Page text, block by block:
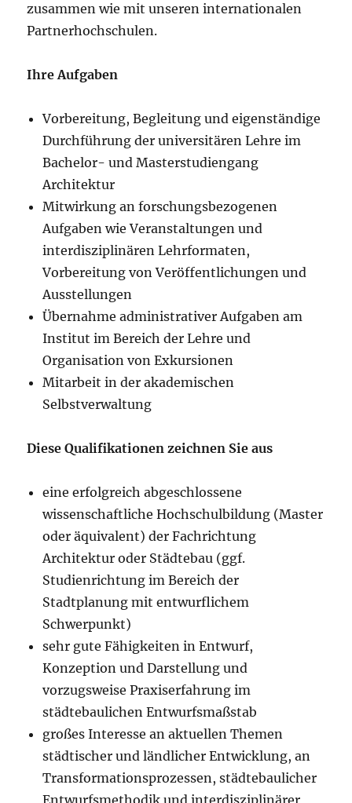
zusammen wie mit unseren internationalen
Partnerhochschulen.
Ihre Aufgaben
Vorbereitung, Begleitung und eigenständige
Durchführung der universitären Lehre im
Bachelor- und Masterstudiengang
Architektur
Mitwirkung an forschungsbezogenen
Aufgaben wie Veranstaltungen und
interdisziplinären Lehrformaten,
Vorbereitung von Veröffentlichungen und
Ausstellungen
Übernahme administrativer Aufgaben am
Institut im Bereich der Lehre und
Organisation von Exkursionen
Mitarbeit in der akademischen
Selbstverwaltung
Diese Qualifikationen zeichnen Sie aus
eine erfolgreich abgeschlossene
wissenschaftliche Hochschulbildung (Master
oder äquivalent) der Fachrichtung
Architektur oder Städtebau (ggf.
Studienrichtung im Bereich der
Stadtplanung mit entwurflichem
Schwerpunkt)
sehr gute Fähigkeiten in Entwurf,
Konzeption und Darstellung und
vorzugsweise Praxiserfahrung im
städtebaulichen Entwurfsmaßstab
großes Interesse an aktuellen Themen
städtischer und ländlicher Entwicklung, an
Transformationsprozessen, städtebaulicher